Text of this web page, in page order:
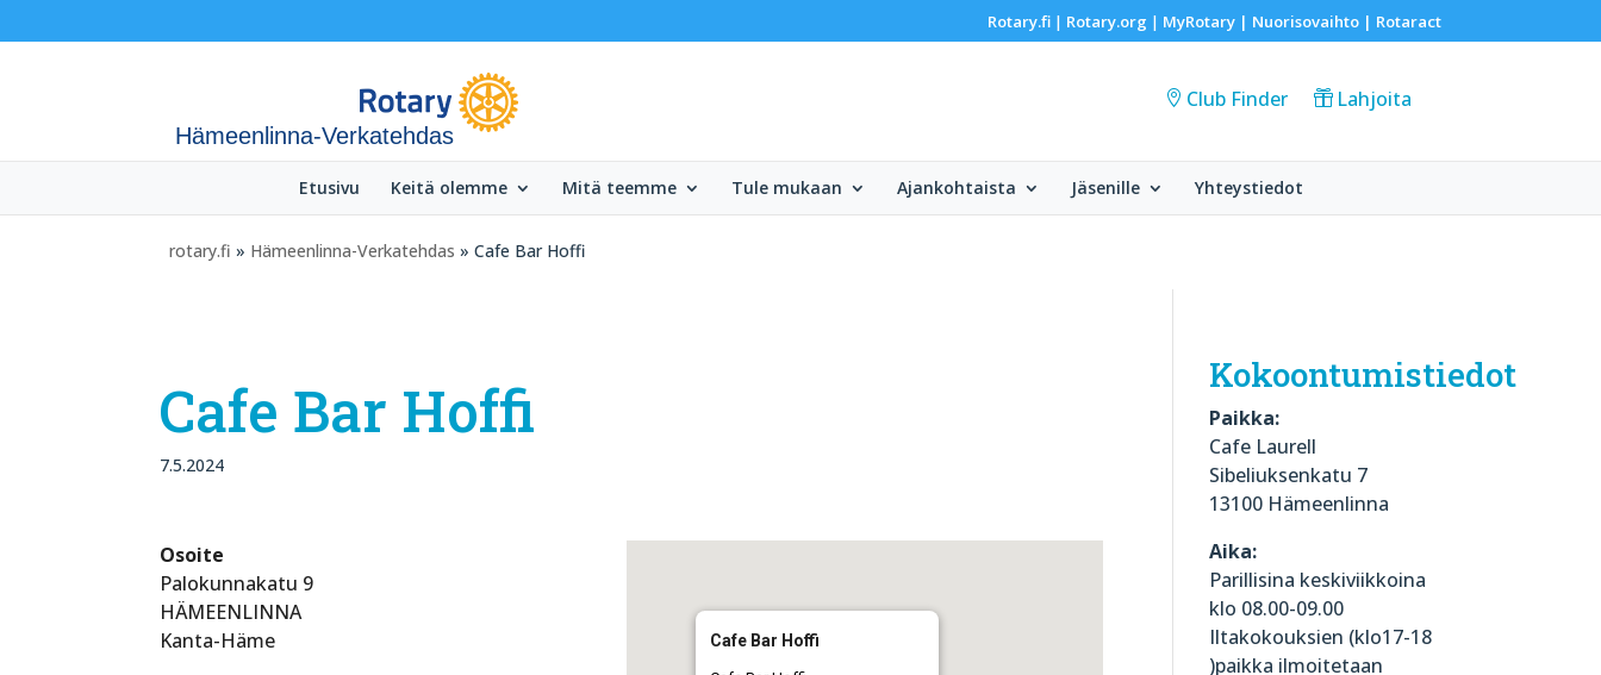
Rotary.fi| Rotary.org | MyRotary | Nuorisovaihto| Rotaract
Hämeenlinna-Verkatehdas
Club Finder Lahjoita
Etusivu Keitä olemme Mitä teemme Tule mukaan Ajankohtaista Jäsenille Yhteystiedot
rotary.fi » Hämeenlinna-Verkatehdas » Cafe Bar Hoffi
Cafe Bar Hoffi
7.5.2024
Cafe Bar Hoffi
Osoite
Palokunnakatu 9
HÄMEENLINNA
Kanta-Häme
Kokoontumistiedot
Paikka:
Cafe Laurell
Sibeliuksenkatu 7
13100 Hämeenlinna
Aika:
Parillisina keskiviikkoina
klo 08.00-09.00
Iltakokouksien (klo17-18
)paikka ilmoitetaan